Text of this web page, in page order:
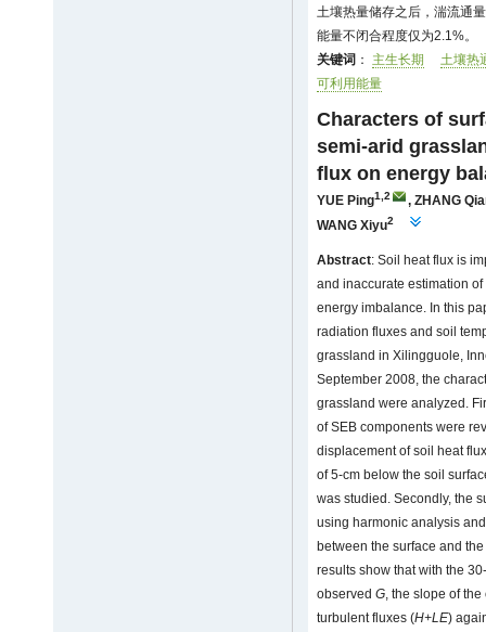
土壤热量储存之后，湍流通
能量不闭合程度仅为2.1%。
关键词 ： 主生长期
土壤热
可利用能量
Characters of
semi-arid
flux on energy
YUE Ping1,2 , ZHANG
WANG Xiyu2
Abstract: Soil heat flux is
and inaccurate estimation
energy imbalance. In this
radiation fluxes and soil
grassland in Xilingguole,
September 2008, the
grassland were analyzed.
of SEB components were
displacement of soil heat
of 5-cm below the soil
was studied. Secondly, the
using harmonic analysis
between the surface and
results show that with the
observed G, the slope of
turbulent fluxes (H+LE)